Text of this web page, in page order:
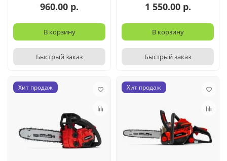
960.00 р.
В корзину
Быстрый заказ
1 550.00 р.
В корзину
Быстрый заказ
Хит продаж Хит продаж